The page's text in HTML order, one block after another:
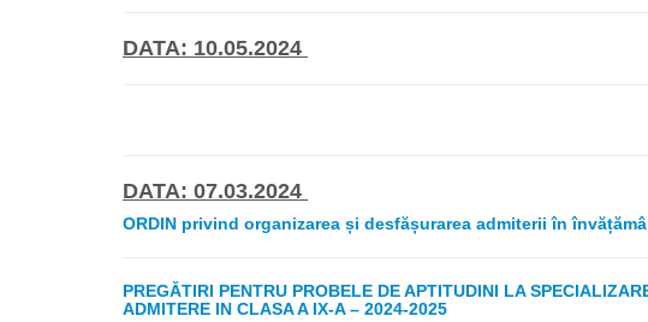
DATA: 10.05.2024
DATA: 07.03.2024
ORDIN privind organizarea și desfășurarea admiterii în
PREGĂTIRI PENTRU PROBELE DE APTITUDINI LA
ADMITERE IN CLASA A IX-A – 2024-2025